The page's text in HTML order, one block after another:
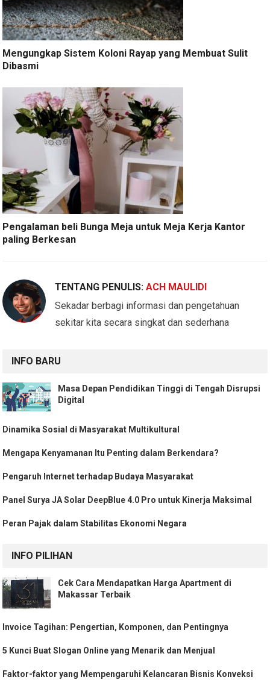
Mengungkap Sistem Koloni Rayap yang Membuat Sulit
Dibasmi
Pengalaman beli Bunga Meja untuk Meja Kerja Kantor
paling Berkesan
TENTANG PENULIS:ACH MAULIDI
Sekadar berbagi informasi dan pengetahuan
sekitar kita secara singkat dan sederhana
INFO BARU
Masa Depan Pendidikan Tinggi di Tengah Disrupsi
Digital
Dinamika Sosial di Masyarakat Multikultural
Mengapa Kenyamanan Itu Penting dalam Berkendara?
Pengaruh Internet terhadap Budaya Masyarakat
Panel Surya JA Solar DeepBlue 4.0 Pro untuk Kinerja Maksimal
Peran Pajak dalam Stabilitas Ekonomi Negara
INFO PILIHAN
Cek Cara Mendapatkan Harga Apartment di
Makassar Terbaik
Invoice Tagihan: Pengertian, Komponen, dan Pentingnya
5 Kunci Buat Slogan Online yang Menarik dan Menjual
Faktor-faktor yang Mempengaruhi Kelancaran Bisnis Konveksi